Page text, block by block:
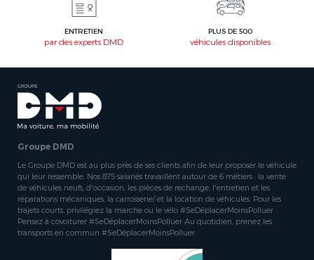
ENTRETIEN
par des experts DMD
PLUS DE 500
véhicules disponibles
Groupe DMD
Le Groupe DMD est au plus près de ses clients afin de leur proposer le véhicule
qui leur ressemble. Nos 875 salariés travaillent autour de 6 métiers : la vente
de véhicules neufs, d'occasion, les pièces de rechange, l'entretien et les
réparations mécaniques, la carrosserie/ et la location de véhicules. Pour les
trajets courts, privilégiez la marche ou le vélo #SeDéplacerMoinsPolluer
Pensez à covoiturer #SeDéplacerMoinsPolluer Au quotidien, prenez les
transports en commun #SeDéplacerMoinsPolluer